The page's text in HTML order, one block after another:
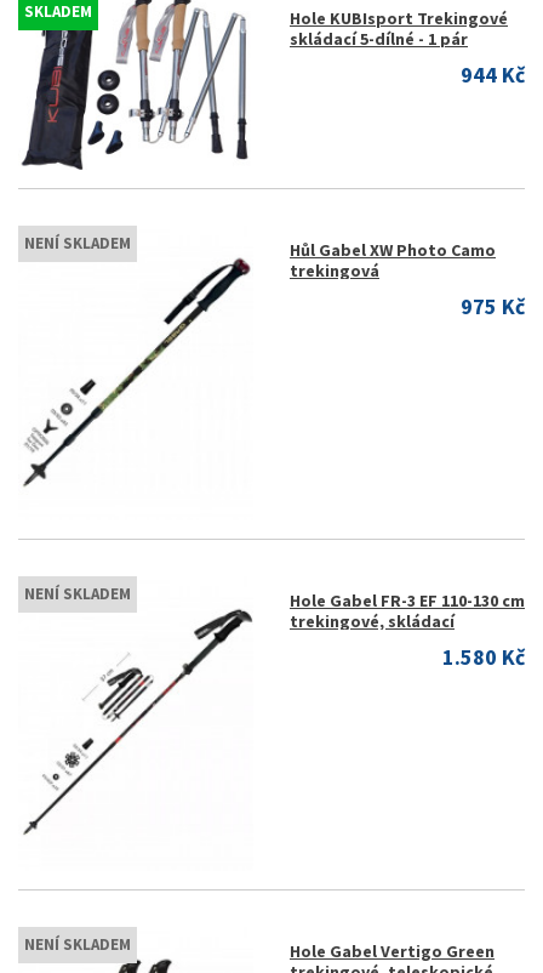
SKLADEM
Hole KUBIsport Trekingové
skládací 5-dílné - 1 pár
944 Kč
NENÍ SKLADEM
Hůl Gabel XW Photo Camo
trekingová
975 Kč
NENÍ SKLADEM
Hole Gabel FR-3 EF 110-130 cm
trekingové, skládací
1.580 Kč
NENÍ SKLADEM
Hole Gabel Vertigo Green